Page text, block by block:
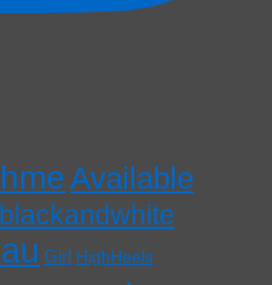
Available
blackandwhite
Girl HighHeels